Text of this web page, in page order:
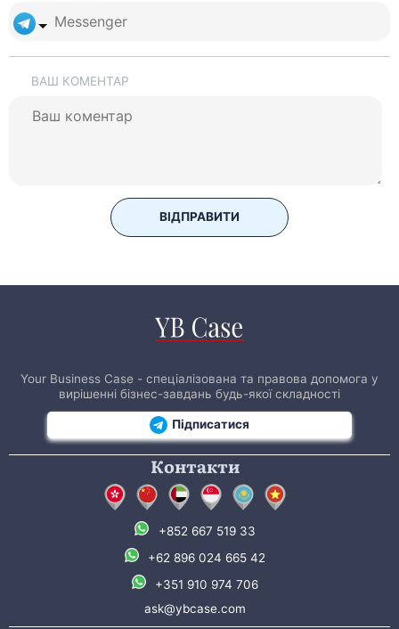
ВАШ КОМЕНТАР
ВІДПРАВИТИ
Your Business Case - спеціалізована та правова допомога у
вирішенні бізнес-завдань будь-якої складності
Підписатися
Контакти
+852 667 519 33
+62 896 024 665 42
+351 910 974 706
ask@ybcase.com